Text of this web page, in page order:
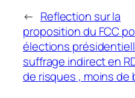
← Reflection sur la
proposition du FCC
élections
suffrage indirect en
de risques , moins de